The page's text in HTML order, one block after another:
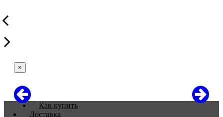
×
Как купить
Доставка